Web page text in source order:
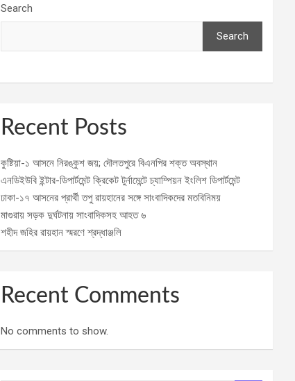
Search
Search
Recent Posts
কুষ্টিয়া-১ আসনে নিরঙ্কুশ জয়; দৌলতপুরে বিএনপির শক্ত অবস্থান
এনডিইউবি ইন্টার-ডিপার্টমেন্ট ক্রিকেট টুর্নামেন্টে চ্যাম্পিয়ন ইংলিশ ডিপার্টমেন্ট
ঢাকা-১৭ আসনের প্রার্থী তপু রায়হানের সঙ্গে সাংবাদিকদের মতবিনিময়
মাগুরায় সড়ক দুর্ঘটনায় সাংবাদিকসহ আহত ৬
শহীদ জহির রায়হান স্মরণে শ্রদ্ধাঞ্জলি
Recent Comments
No comments to show.